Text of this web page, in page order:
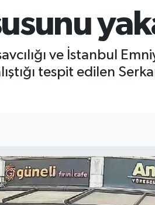
ve İstanbul
tespit edilen